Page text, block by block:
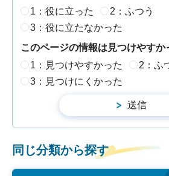
1：役に立った
2：ふつう
3：役に立たなかった
このページの情報は見つけやすか
1：見つけやすかった
2：ふ
3：見つけにくかった
同じ分類から探す